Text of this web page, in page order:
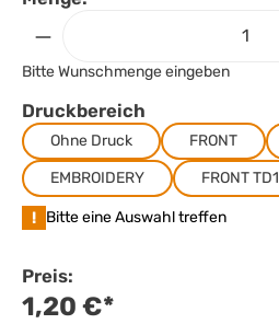
Bitte Wunschmenge eingeben
Druckbereich
Ohne Druck FRONT
EMBROIDERY
FRONT TD1
! Bitte eine Auswahl treffen
Preis:
1,20 €*